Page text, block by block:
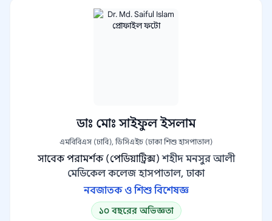
ডাঃ মোঃ সাইফুল ইসলাম
এমবিবিএস (ঢাবি), ডিসিএইচ (ঢাকা শিশু হাসপাতাল)
সাবেক পরামর্শক (পেডিয়াট্রিক্স) শহীদ মনসুর আলী
মেডিকেল কলেজ হাসপাতাল, ঢাকা
নবজাতক ও শিশু বিশেষজ্ঞ
১০ বছরের অভিজ্ঞতা